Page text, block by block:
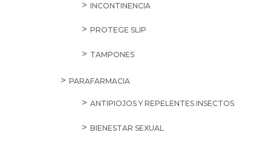
INCONTINENCIA
PROTEGE SLIP
TAMPONES
PARAFARMACIA
ANTIPIOJOS Y REPELENTES INSECTOS
BIENESTAR SEXUAL